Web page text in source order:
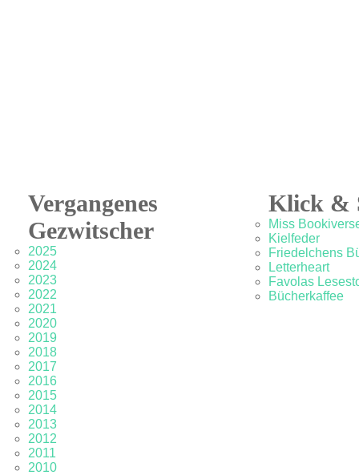
Vergangenes
Gezwitscher
2025
2024
2023
2022
2021
2020
2019
2018
2017
2016
2015
2014
2013
2012
2011
2010
Klick &
Miss
Kielfeder
Friedelchens
Letterheart
Favolas
Bücherkaffee